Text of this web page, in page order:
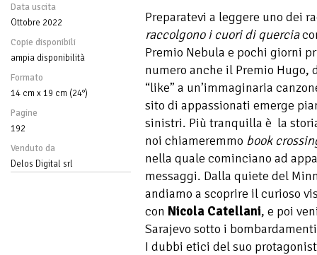
Data uscita
Ottobre 2022
Copie disponibili
ampia disponibilità
Formato
14 cm x 19 cm (24°)
Pagine
192
Venduto da
Delos Digital srl
Preparatevi a leggere uno dei
raccolgono i cuori di quercia
Premio Nebula e pochi giorni
numero anche il Premio Hugo,
“like” a un’immaginaria
sito di appassionati emerge
sinistri. Più tranquilla è la
noi chiameremmo book
nella quale cominciano ad
messaggi. Dalla quiete del
andiamo a scoprire il curioso
con Nicola Catellani, e poi
Sarajevo sotto i
I dubbi etici del suo